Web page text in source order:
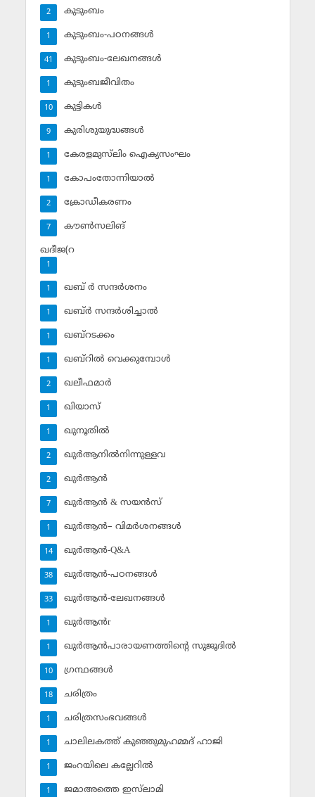
കുടുംബം
2
കുടുംബം-പഠനങ്ങള്‍
1
കുടുംബം-ലേഖനങ്ങള്‍
41
കുടുംബജീവിതം
1
കുട്ടികള്‍
10
കുരിശുയുദ്ധങ്ങള്‍
9
കേരളമുസ്‌ലിം ഐക്യസംഘം
1
കോപംതോന്നിയാല്‍
1
ക്രോഡീകരണം
2
കൗണ്‍സലിങ്‌
7
ഖദീജ(റ
1
ഖബ് ര്‍ സന്ദര്‍ശനം
1
ഖബ്ര്‍ സന്ദര്‍ശിച്ചാല്‍
1
ഖബ്‌റടക്കം
1
ഖബ്‌റില്‍ വെക്കുമ്പോള്‍
1
ഖലീഫമാര്‍
2
ഖിയാസ്
1
ഖുനൂതില്‍
1
ഖുര്‍ആനില്‍നിന്നുള്ളവ
2
ഖുര്‍ആന്‍
2
ഖുര്‍ആന്‍ & സയന്‍സ്‌
7
ഖുര്‍ആന്‍– വിമര്‍ശനങ്ങള്‍
1
ഖുര്‍ആന്‍-Q&A
14
ഖുര്‍ആന്‍-പഠനങ്ങള്‍
38
ഖുര്‍ആന്‍-ലേഖനങ്ങള്‍
33
ഖുര്‍ആന്‍r
1
ഖുര്‍ആന്‍പാരായണത്തിന്റെ സുജൂദില്‍
1
ഗ്രന്ഥങ്ങള്‍
10
ചരിത്രം
18
ചരിത്രസംഭവങ്ങള്‍
1
ചാലിലകത്ത് കുഞ്ഞുമുഹമ്മദ് ഹാജി
1
ജംറയിലെ കല്ലേറില്‍
1
ജമാഅത്തെ ഇസ്‌ലാമി
1